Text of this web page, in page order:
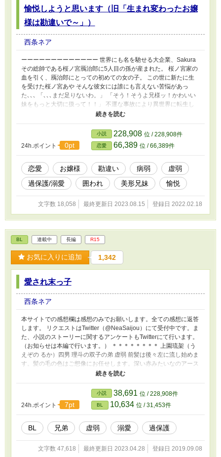
愉悦しようと思います（旧「生まれ変わったお嬢
様は勘違いで～」）
西条ネア
ーーーーーーーーーーーーー 世界にも名を馳せる大企業、Sakura
その総帥である桜ノ宮鴈治郎に5人目の孫が産まれた。 桜ノ宮家の
血を引く、鴈治郎にとっての初めての女の子。 この世に新たに生
を受けた桜ノ宮あや そんな彼女には誰にも言えない苦悩があっ
た､､､ 「､､､まだ足りないわ。」 「そう！そうよ兄様ッ！かわいい
妹をもっと大切に扱って！！」 不運な事故により異世界に転生し
た桜ノ宮あやは愉悦部員だった。 「こんなに美人に生まれてきた
ぇ、、、っにいしゃま、、、」 「「「「ッ////」」」」 「大丈夫
だ、あや。さっきのことなんか忘れてしまおう。」 「さぁ、あっ
ちで休もう？胸は痛くないかい？」 「っ俺が守ってやるから
な､､､！」 「あや、控えのお部屋の準備が出来ました。失礼します
よ？」 フワッと私を姫抱きにして別の階に連れて行ってくれる兄
達。 「（､､､よしっ。あとは震えながら寝ちゃおう､､､犯人が早く
捕まりますように！！）」 【過保護万歳！もっと溺愛してくださ
める物語。 ※本作品では決して病気やトラウマ等を軽視したもの
ではありません。不快に思われる方は予めご了承ください。
24h.ポイント 0pt
小説 228,908 位 / 228,908件
恋愛 66,389 位 / 66,389件
恋愛 お嬢様 勘違い 病弱
虚弱
過保護/溺愛
囲われ 美形兄妹 愉悦
文字数 18,058 最終更新日 2023.08.15 登録日 2022.02.18
BL 連載中 長編 R15
お気に入りに追加 1,342
愛され末っ子
西条ネア
本サイトでの感想欄は感想のみでお願いします。全ての感想に返答
します。 リクエストはTwitter（@NeaSaijou）にて受付中です。ま
た、小説のストーリーに関するアンケートもTwitterにて行います。
（お知らせは本編で行います。） ＊＊＊＊＊＊＊＊ 上園琉架（う
えぞの るか）四男 理斗の双子の弟 虚弱 前髪は後々左に流し始めま
す。髪の毛の色はご想像にお任せします。深い赤みたいなのアース
アイ 後々髪の毛を肩口くらいまで伸ばしてゆるく結びます。アレ
ルギー多め。その他の設定は各話で出てきます！ 上園理斗（うえ
ぞの りと）三男 琉架の双子の兄 琉架が心配 琉架第一&大好き 前髪
は後々右に流します。髪の毛の色はご想像にお任せします。深い緑
みたいなアースアイ 髪型はずっと短いままです。 琉架の元気もお
母さんのお腹の中で取っちゃった、、、 上園静矢 （うえぞの せい
や）長男 普通にサラッとイケメン。なんでもできちゃうマン。で
も弟（特に琉架）絡むと残念。弟達溺愛。深い青色の瞳。髪の毛の
色はご想像にお任せします。 上園竜葵（うえぞの りゅうき）次男
ツンデレみたいな、考えと行動が一致しないマン。でも弟達大好き
24h.ポイント 7pt
小説 38,691 位 / 228,908件
BL 10,634 位 / 31,453件
BL 兄弟 虚弱 溺愛 過保護
文字数 47,618 最終更新日 2023.04.28 登録日 2019.09.08